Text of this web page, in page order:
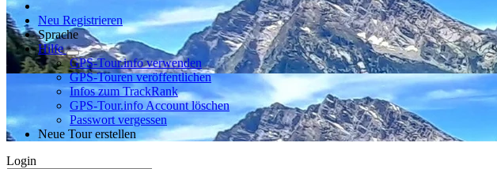
Neu Registrieren
Sprache
Hilfe
GPS-Tour.info verwenden
GPS-Touren veröffentlichen
Infos zum TrackRank
GPS-Tour.info Account löschen
Passwort vergessen
Neue Tour erstellen
Login